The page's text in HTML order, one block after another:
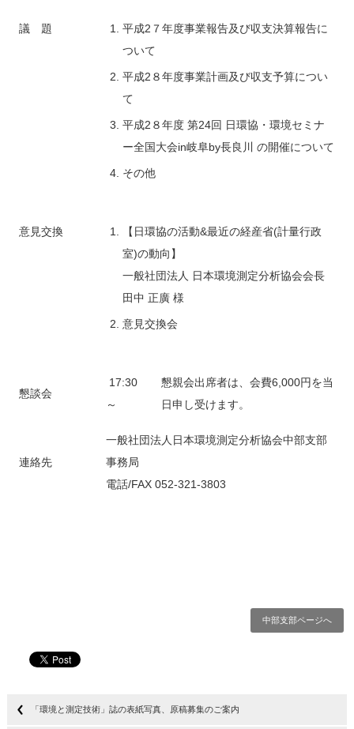
議 題
平成2７年度事業報告及び収支決算報告に
ついて
平成2８年度事業計画及び収支予算につい
て
平成2８年度 第24回 日環協・環境セミナ
ー全国大会in岐阜by長良川 の開催について
その他
意見交換
【日環協の活動&最近の経産省(計量行政
室)の動向】
一般社団法人 日本環境測定分析協会会長
田中 正廣 様
意見交換会
懇談会
17:30
～
懇親会出席者は、会費6,000円を当
日申し受けます。
連絡先
一般社団法人日本環境測定分析協会中部支部
事務局
電話/FAX 052-321-3803
中部支部ページへ
「環境と測定技術」誌の表紙写真、原稿募集のご案内